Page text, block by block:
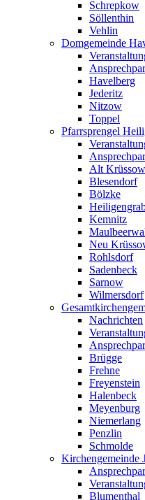
Schrepkow
Söllenthin
Vehlin
Domgemeinde
Havelberg
Jederitz
Nitzow
Toppel
Pfarrsprengel
Alt Krüssow
Blesendorf
Bölzke
Kemnitz
Neu
Rohlsdorf
Sadenbeck
Sarnow
Wilmersdorf
Nachrichten
Brügge
Frehne
Freyenstein
Halenbeck
Meyenburg
Niemerlang
Penzlin
Schmolde
Kirchengemeinde
Blumenthal